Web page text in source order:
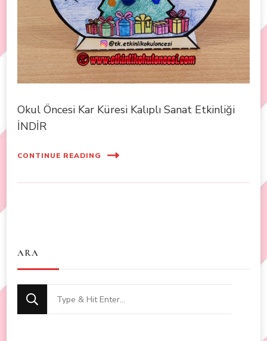
Okul Öncesi Kar Küresi Kalıplı Sanat Etkinliği
İNDİR
CONTINUE READING
ARA
Looking
for